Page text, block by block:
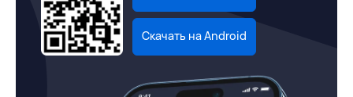
Скачать на Android